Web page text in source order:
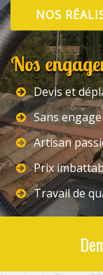
NOS
Nos
Devis et
Sans
Artisan
Prix
Travail de